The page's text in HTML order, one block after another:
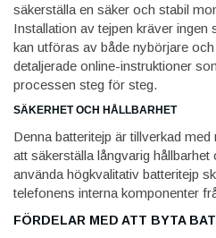
säkerställa en säker och stabil
Installation av tejpen kräver ingen
kan utföras av både nybörjare
detaljerade online-instruktioner
processen steg för steg.
SÄKERHET OCH HÅLLBARHET
Denna batteritejp är tillverkad
att säkerställa långvarig
använda högkvalitativ batteritejp
telefonens interna komponenter
FÖRDELAR MED ATT BYTA